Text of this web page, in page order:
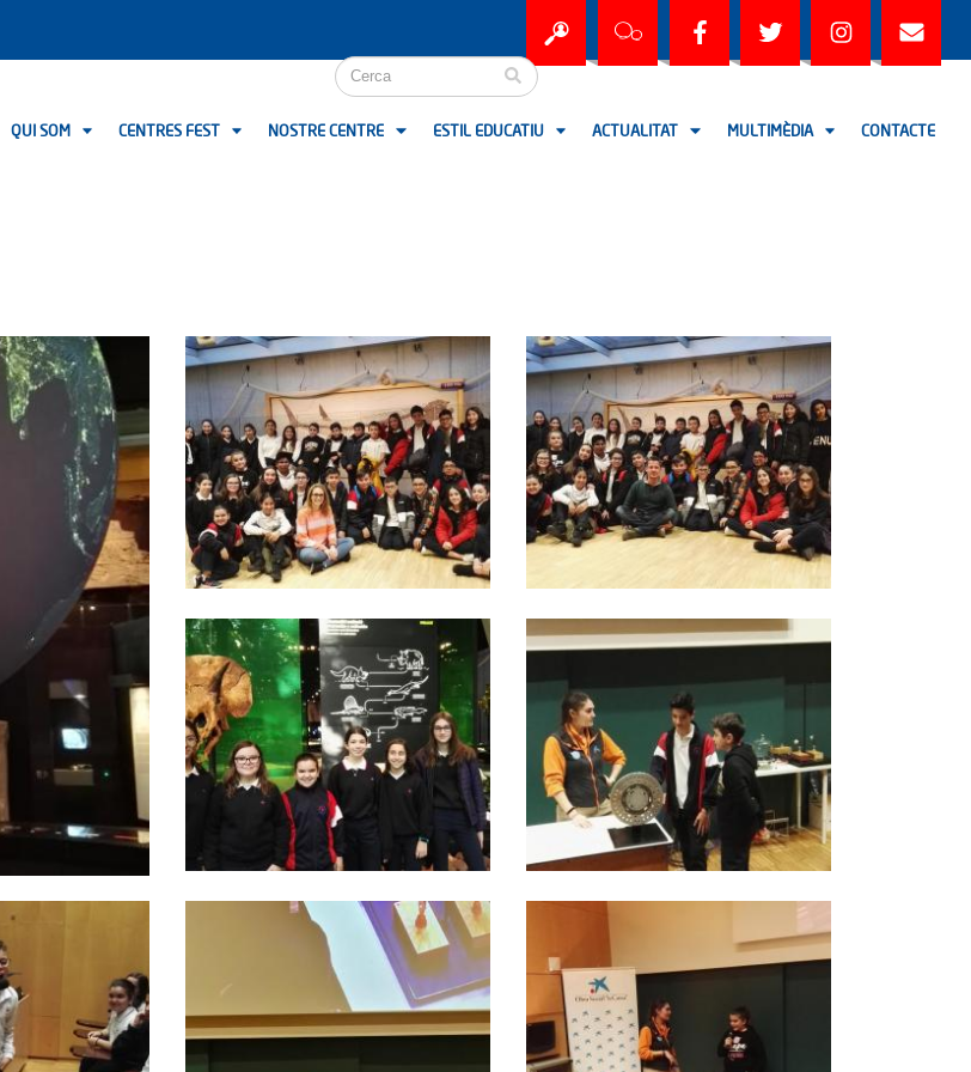
QUI SOM CENTRES FEST NOSTRE CENTRE ESTIL EDUCATIU ACTUALITAT MULTIMÈDIA CONTACTE